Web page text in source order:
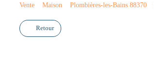
Vente Maison Plombières-les-Bains 88370
Retour